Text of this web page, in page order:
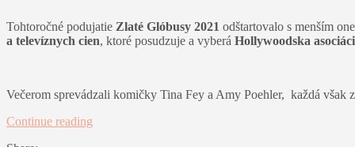
Tohtoročné podujatie Zlaté Glóbusy 2021 odštartovalo s menším
a televíznych cien, ktoré posudzuje a vyberá Hollywoodska
Večerom sprevádzali komičky Tina Fey a Amy Poehler, každá však
Continue reading